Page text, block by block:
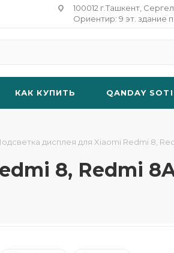
100012 г.Ташкент,
Ориентир: 9 эт. здание
КАК КУПИТЬ QANDAY
дисплея для Xiaomi Redmi 8,
8, Redmi